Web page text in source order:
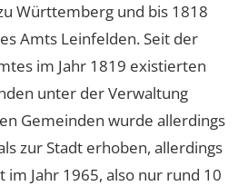
Württemberg und bis 1818
Amts Leinfelden. Seit der
im Jahr 1819 existierten
unter der Verwaltung
Gemeinden wurde allerdings
zur Stadt erhoben, allerdings
im Jahr 1965, also nur rund 10